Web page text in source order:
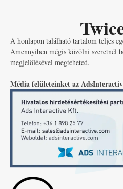
A honlapon található tartalom teljes
Amennyiben mégis közölni szeretnél
megjelölésével megteheted.
Média felületeinket az